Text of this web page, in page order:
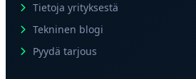
Tietoja yrityksestä
Tekninen blogi
Pyydä tarjous